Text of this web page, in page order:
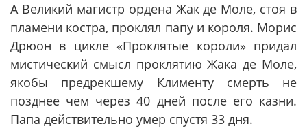
А Великий магистр ордена Жак де Моле, стоя в
пламени костра, проклял папу и короля. Морис
Дрюон в цикле «Проклятые короли» придал
мистический смысл проклятию Жака де Моле,
якобы предрекшему Клименту смерть не
позднее чем через 40 дней после его казни.
Папа действительно умер спустя 33 дня.